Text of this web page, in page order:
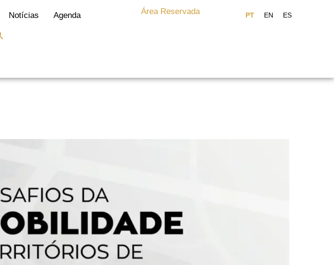
Notícias Agenda Área Reservada